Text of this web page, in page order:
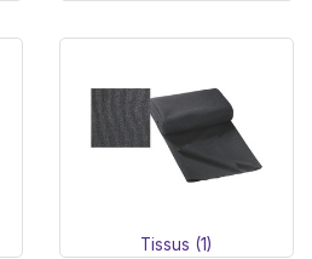
Tissus (1)